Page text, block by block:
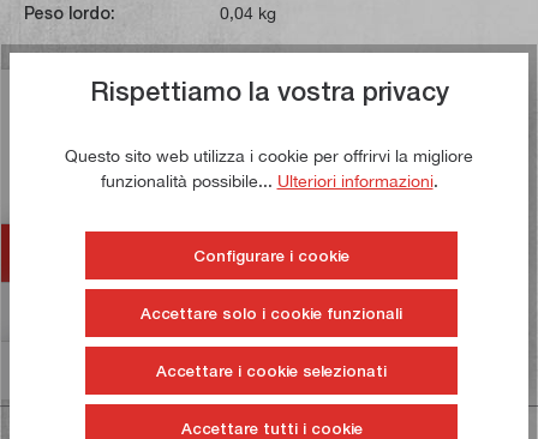
Peso lordo:
0,04 kg
Descrizione
geometria altamente positiva, in combinazione con i
Di più
6
Informazioni sulla sicurezza dei prodotti
Rispettiamo la vostra privacy
Questo sito web utilizza i cookie per offrirvi la migliore
funzionalità possibile... Ulteriori informazioni.
Configurare i cookie
Accettare solo i cookie funzionali
Accettare i cookie selezionati
Accettare tutti i cookie